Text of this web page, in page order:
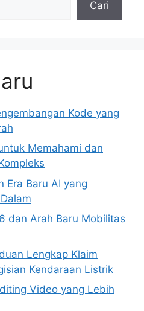
Cari
Kode yang
Memahami dan
Era Baru AI yang
dan Arah Baru Mobilitas
Lengkap Klaim
Kendaraan Listrik
Video yang Lebih